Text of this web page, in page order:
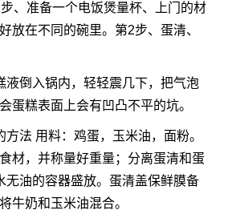
、准备一个电饭煲量杯、上门的材
放在不同的碗里。第2步、蛋清、
液倒入锅内，轻轻震几下，把气泡
蛋糕表面上会有凹凸不平的坑。
法 用料：鸡蛋，玉米油，面粉。
材，并称量好重量；分离蛋清和蛋
无油的容器盛放。蛋清盖保鲜膜备
牛奶和玉米油混合。